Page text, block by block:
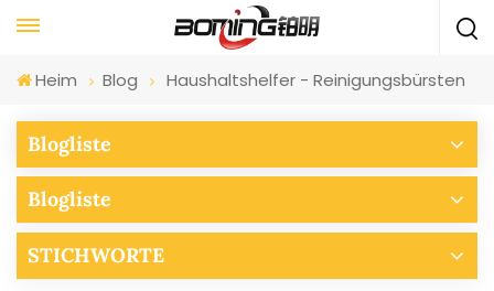
Heim Blog Haushaltshelfer - Reinigungsbürsten
Blogliste
Blogliste
STICHWORTE